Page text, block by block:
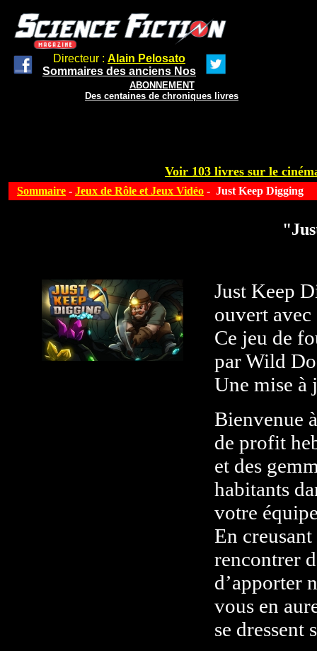
Directeur : Alain Pelosato
Sommaires des anciens Nos
ABONNEMENT
Des centaines de chroniques livres
Voir 103 livres sur le
Sommaire - Jeux de Rôle et Jeux Vidéo - Just Keep Digging
Just Keep
ouvert avec
Ce jeu de
par Wild
Une mise à
Bienvenue
de profit
et des
habitants
votre
En
rencontrer
d’apporter
vous en
se dressent